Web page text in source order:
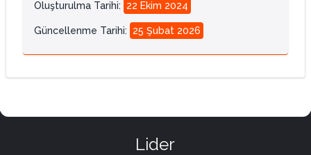
Oluşturulma Tarihi: 22 Ekim 2024
Güncellenme Tarihi: 25 Şubat 2026
Lider